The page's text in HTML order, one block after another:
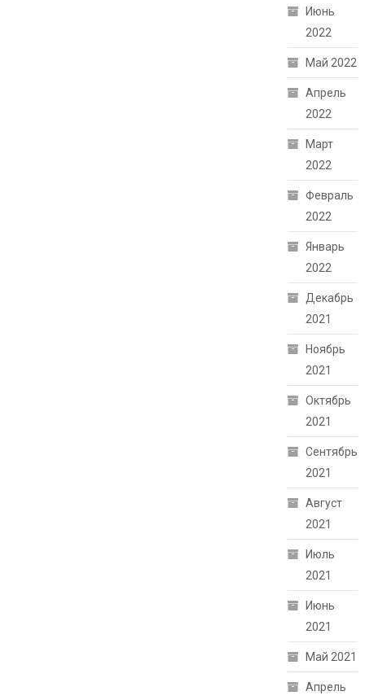
Июнь
2022
Май 2022
Апрель
2022
Март
2022
Февраль
2022
Январь
2022
Декабрь
2021
Ноябрь
2021
Октябрь
2021
Сентябрь
2021
Август
2021
Июль
2021
Июнь
2021
Май 2021
Апрель